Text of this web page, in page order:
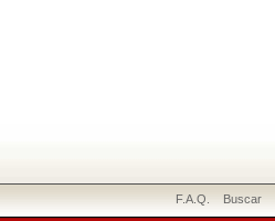
F.A.Q. Buscar